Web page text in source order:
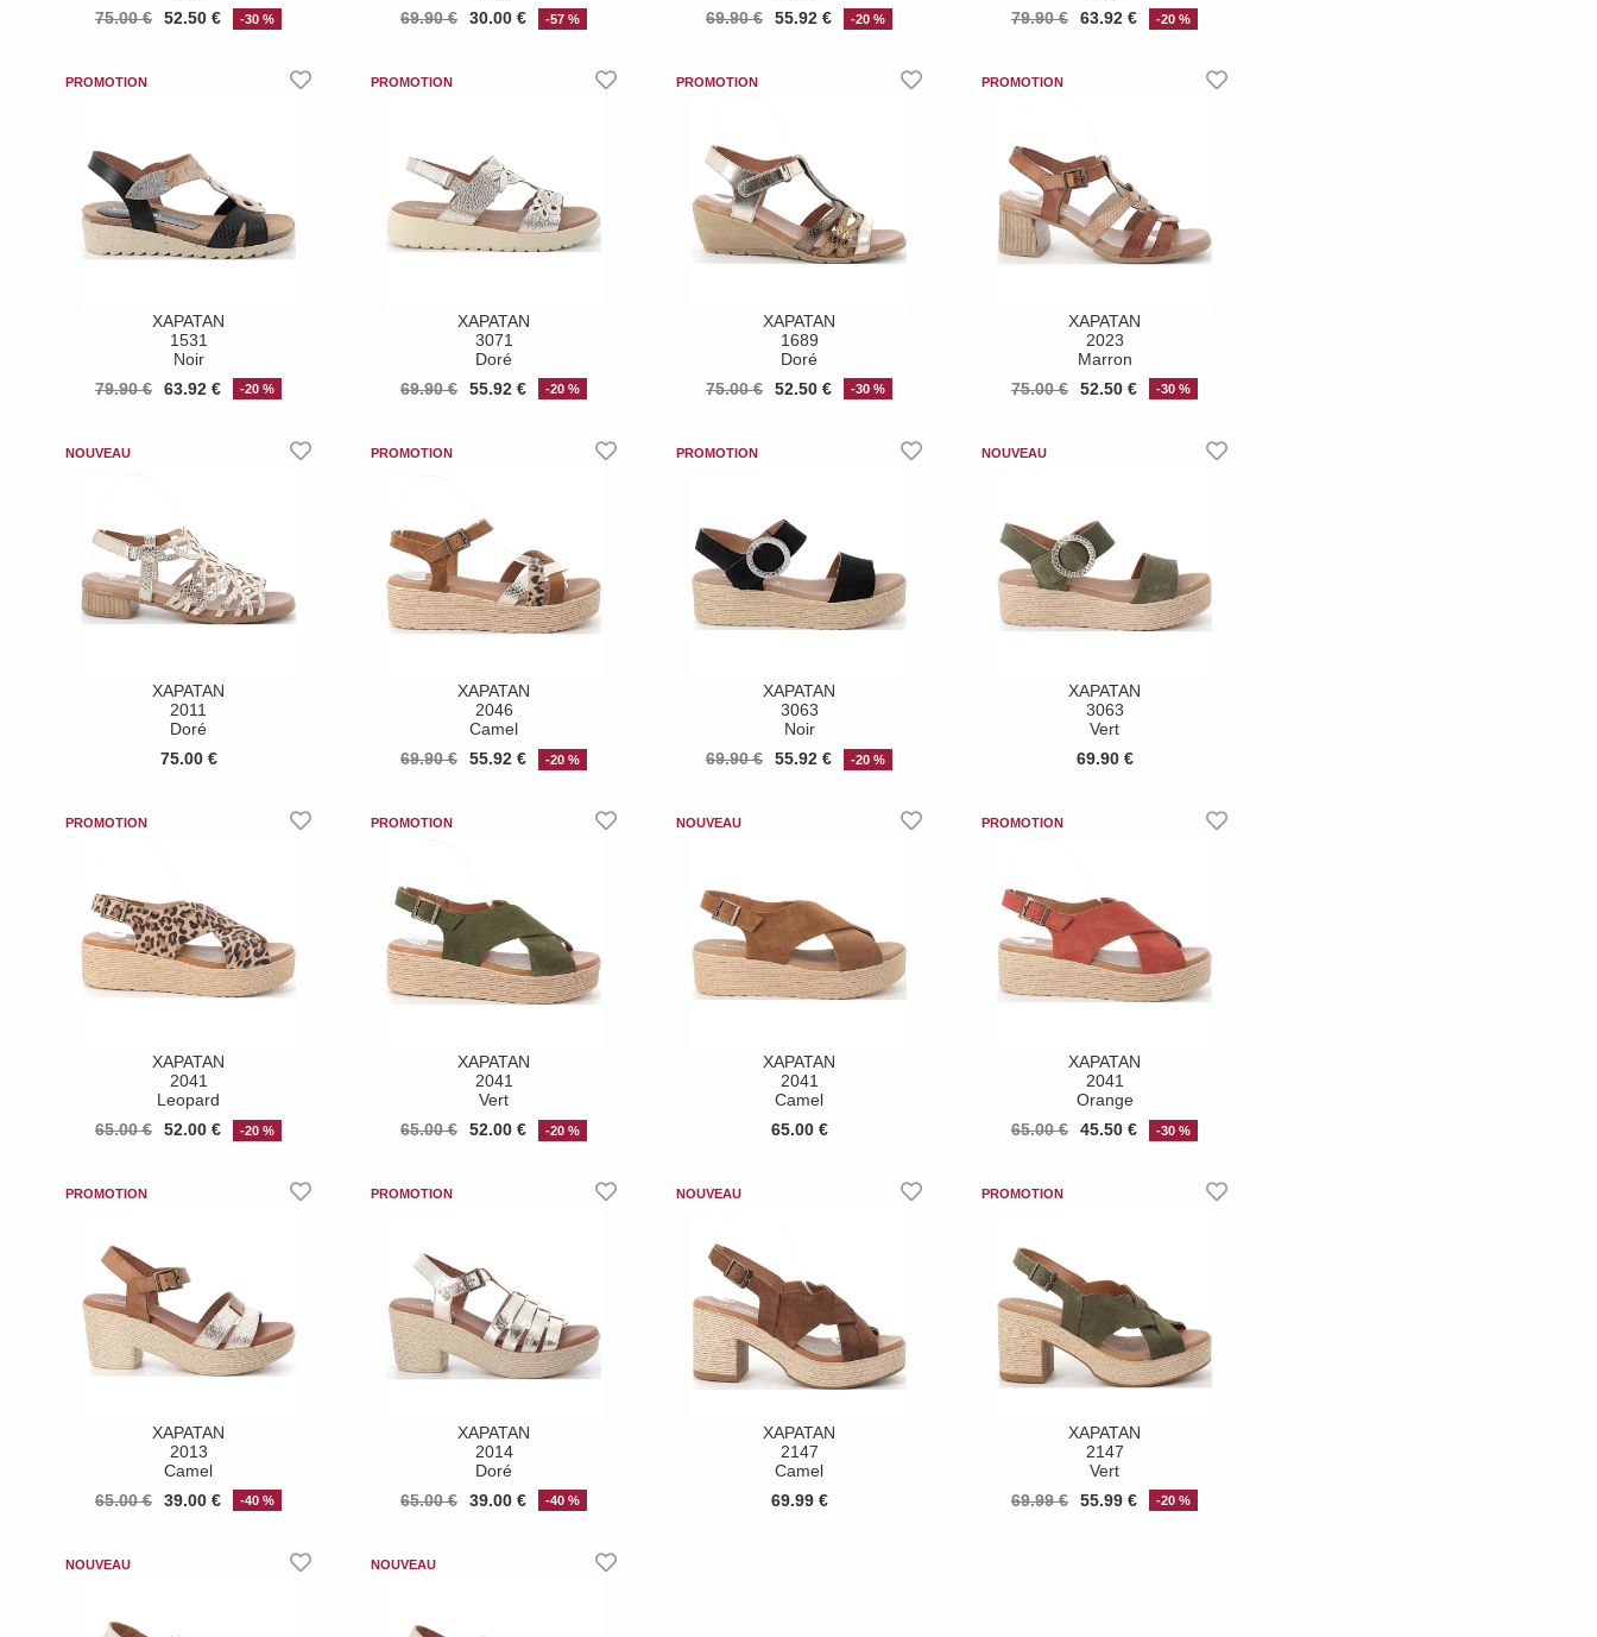
75.00 €
52.50 € -30 %
69.90 €
30.00 € -57 %
69.90 €
55.92 € -20 %
79.90 €
63.92 € -20 %
XAPATAN
1531
Noir
79.90 €
63.92 € -20 %
XAPATAN
3071
Doré
69.90 €
55.92 € -20 %
XAPATAN
1689
Doré
75.00 €
52.50 € -30 %
XAPATAN
2023
Marron
75.00 €
52.50 € -30 %
XAPATAN
2011
Doré
75.00 €
XAPATAN
2046
Camel
69.90 €
55.92 € -20 %
XAPATAN
3063
Noir
69.90 €
55.92 € -20 %
XAPATAN
3063
Vert
69.90 €
XAPATAN
2041
Leopard
65.00 €
52.00 € -20 %
XAPATAN
2041
Vert
65.00 €
52.00 € -20 %
XAPATAN
2041
Camel
65.00 €
XAPATAN
2041
Orange
65.00 €
45.50 € -30 %
XAPATAN
2013
Camel
65.00 €
39.00 € -40 %
XAPATAN
2014
Doré
65.00 €
39.00 € -40 %
XAPATAN
2147
Camel
69.99 €
XAPATAN
2147
Vert
69.99 €
55.99 € -20 %